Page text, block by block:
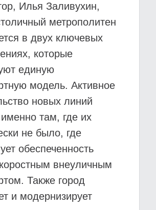
Илья Заливухин,
метрополитен
в двух ключевых
которые
единую
модель. Активное
новых линий
там, где их
не было, где
обеспеченность
внеуличным
Также город
и модернизирует